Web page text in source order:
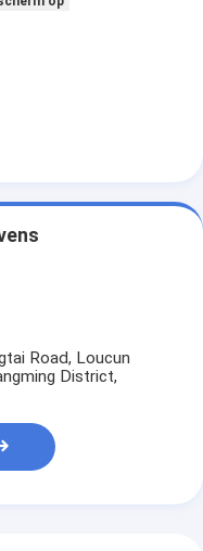
Road, Loucun
District,